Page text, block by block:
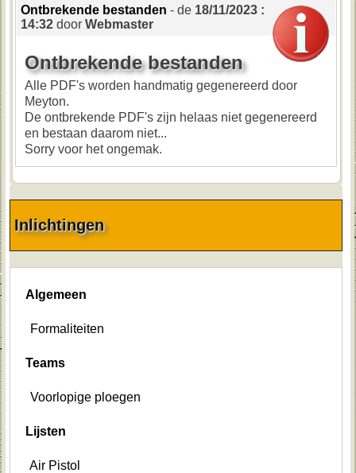
Inlichtingen
Algemeen
Formaliteiten
Teams
Voorlopige ploegen
Lijsten
Air Pistol
Ontbrekende bestanden - de 18/11/2023 :
14:32door Webmaster
Ontbrekende bestanden
Alle PDF's worden handmatig gegenereerd door
Meyton.
De ontbrekende PDF's zijn helaas niet gegenereerd
en bestaan ​​daarom niet...
Sorry voor het ongemak.